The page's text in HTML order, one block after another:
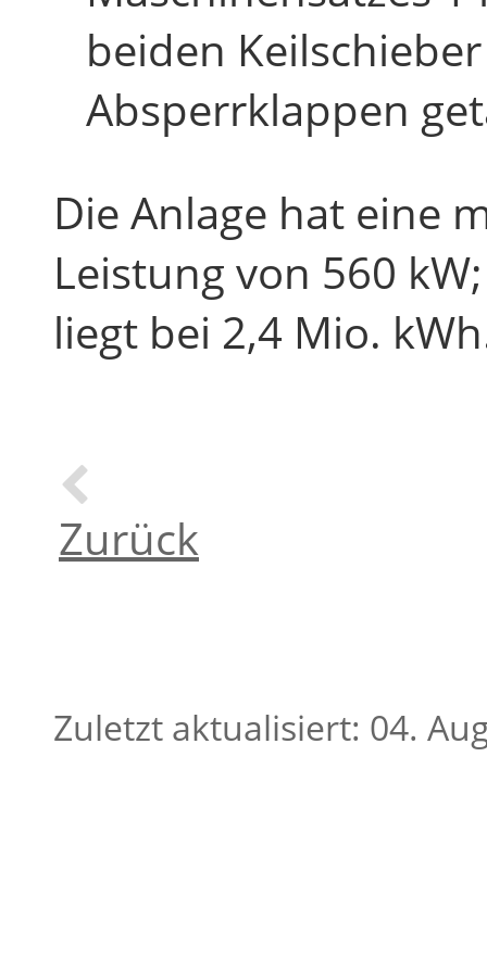
beiden
Absperrklappen
Die Anlage hat eine
Leistung von 560
liegt bei 2,4 Mio.
Zurück
Zuletzt aktualisiert: 04.